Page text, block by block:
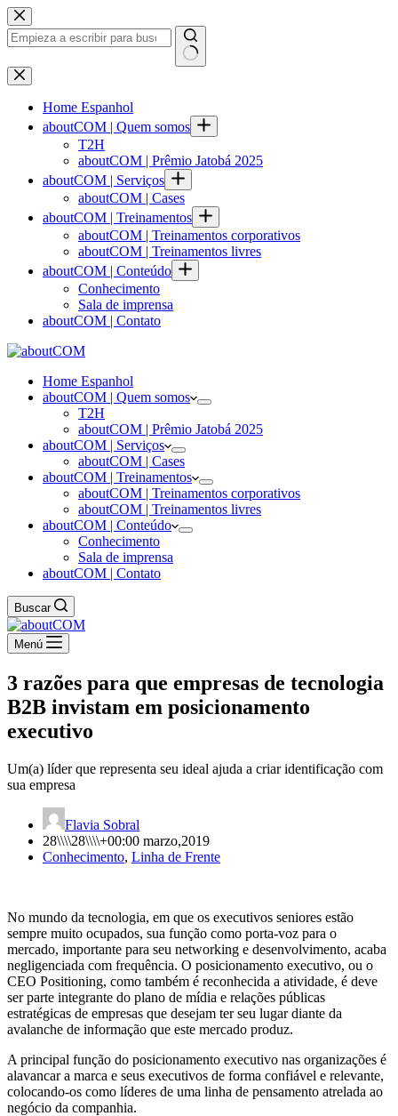
Saltar
al
contenido
Sin
resultados
Home Espanhol
aboutCOM | Quem somos
T2H
aboutCOM | Prêmio Jatobá 2025
aboutCOM | Serviços
aboutCOM | Cases
aboutCOM | Treinamentos
aboutCOM | Treinamentos corporativos
aboutCOM | Treinamentos livres
aboutCOM | Conteúdo
Conhecimento
Sala de imprensa
aboutCOM | Contato
Home Espanhol
aboutCOM | Quem somos
T2H
aboutCOM | Prêmio Jatobá 2025
aboutCOM | Serviços
aboutCOM | Cases
aboutCOM | Treinamentos
aboutCOM | Treinamentos corporativos
aboutCOM | Treinamentos livres
aboutCOM | Conteúdo
Conhecimento
Sala de imprensa
aboutCOM | Contato
Buscar
Menú
3 razões para que empresas de tecnologia
B2B invistam em posicionamento
executivo
Um(a) líder que representa seu ideal ajuda a criar identificação com
sua empresa
Flavia Sobral
28\\\\28\\\\+00:00 marzo,2019
Conhecimento, Linha de Frente
No mundo da tecnologia, em que os executivos seniores estão
sempre muito ocupados, sua função como porta-voz para o
mercado, importante para seu networking e desenvolvimento, acaba
negligenciada com frequência. O posicionamento executivo, ou o
CEO Positioning, como também é reconhecida a atividade, é deve
ser parte integrante do plano de mídia e relações públicas
estratégicas de empresas que desejam ter seu lugar diante da
avalanche de informação que este mercado produz.
A principal função do posicionamento executivo nas organizações é
alavancar a marca e seus executivos de forma confiável e relevante,
colocando-os como líderes de uma linha de pensamento atrelada ao
negócio da companhia.